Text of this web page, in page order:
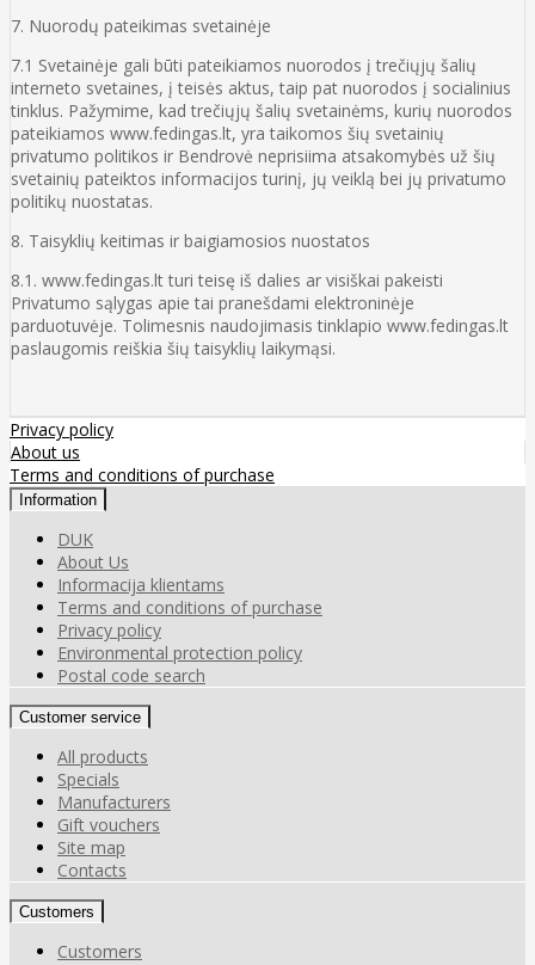
7. Nuorodų pateikimas svetainėje
7.1 Svetainėje gali būti pateikiamos nuorodos į trečiųjų šalių
interneto svetaines, į teisės aktus, taip pat nuorodos į socialinius
tinklus. Pažymime, kad trečiųjų šalių svetainėms, kurių nuorodos
pateikiamos www.fedingas.lt, yra taikomos šių svetainių
privatumo politikos ir Bendrovė neprisiima atsakomybės už šių
svetainių pateiktos informacijos turinį, jų veiklą bei jų privatumo
politikų nuostatas.
8. Taisyklių keitimas ir baigiamosios nuostatos
8.1. www.fedingas.lt turi teisę iš dalies ar visiškai pakeisti
Privatumo sąlygas apie tai pranešdami elektroninėje
parduotuvėje. Tolimesnis naudojimasis tinklapio www.fedingas.lt
paslaugomis reiškia šių taisyklių laikymąsi.
Privacy policy
About us
Terms and conditions of purchase
Information
DUK
About Us
Informacija klientams
Terms and conditions of purchase
Privacy policy
Environmental protection policy
Postal code search
Customer service
All products
Specials
Manufacturers
Gift vouchers
Site map
Contacts
Customers
Customers